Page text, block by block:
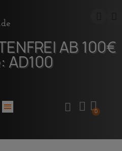
AB 100€
AD100